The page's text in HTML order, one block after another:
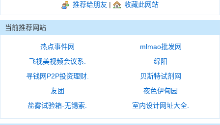
推荐给朋友 | 收藏此网站
当前推荐网站
热点事件网
mlmao批发网
飞视美视频会议系.
绵阳
寻钱网P2P投资理财.
贝斯特试剂网
友团
夜色伊甸园
盐雾试验箱-无锡索.
室内设计网址大全.